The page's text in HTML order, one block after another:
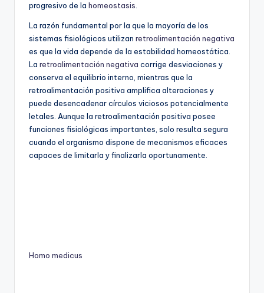
progresivo de la homeostasis.
La razón fundamental por la que la mayoría de los
sistemas fisiológicos utilizan retroalimentación negativa
es que la vida depende de la estabilidad homeostática.
La retroalimentación negativa corrige desviaciones y
conserva el equilibrio interno, mientras que la
retroalimentación positiva amplifica alteraciones y
puede desencadenar círculos viciosos potencialmente
letales. Aunque la retroalimentación positiva posee
funciones fisiológicas importantes, solo resulta segura
cuando el organismo dispone de mecanismos eficaces
capaces de limitarla y finalizarla oportunamente.
Homo medicus